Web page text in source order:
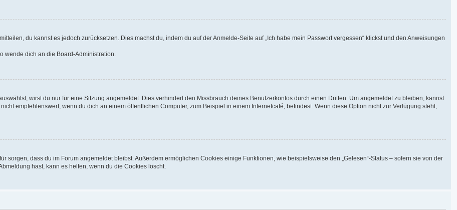
du kannst es jedoch zurücksetzen. Dies machst du, indem du auf der Anmelde-Seite auf „Ich habe mein Passwort vergessen“ klickst und den Anweisungen
wende dich an die Board-Administration.
wirst du nur für eine Sitzung angemeldet. Dies verhindert den Missbrauch deines Benutzerkontos durch einen Dritten. Um angemeldet zu bleiben, kannst
empfehlenswert, wenn du dich an einem öffentlichen Computer, zum Beispiel in einem Internetcafé, befindest. Wenn diese Option nicht zur Verfügung steht,
sorgen, dass du im Forum angemeldet bleibst. Außerdem ermöglichen Cookies einige Funktionen, wie beispielsweise den „Gelesen“-Status – sofern sie von der
hast, kann es helfen, wenn du die Cookies löscht.